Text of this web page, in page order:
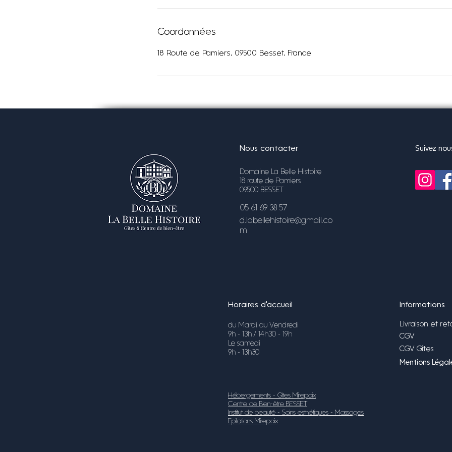
Coordonnées
18 Route de Pamiers, 09500 Besset, France
Nous contacter
Domaine La Belle Histoire
18 route de Pamiers
09500 BESSET
05 61 69 38 57
d.labellehistoire@gmail.co
m
Suivez
Horaires d'accueil
du Mardi au Vendredi
9h - 13h / 14h30 - 19h
Le samedi
9h - 13h30
Informations
Livraison et
CGV
CGV Gîtes
Mentions
Hébergements - Gîtes Mirepoix
Centre de Bien-être BESSET
Institut de beauté - Soins esthétiques - Massages
Epilations Mirepoix